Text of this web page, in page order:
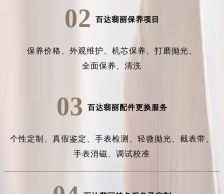
02 百达翡丽保养项目
保养价格、 外观维护、 机芯保养、 打磨抛光、
全面保养、清洗
03 百达翡丽配件更换服务
个性定制、 真假鉴定、 手表检测、 轻微抛光、 截表带、
手表消磁、调试校准